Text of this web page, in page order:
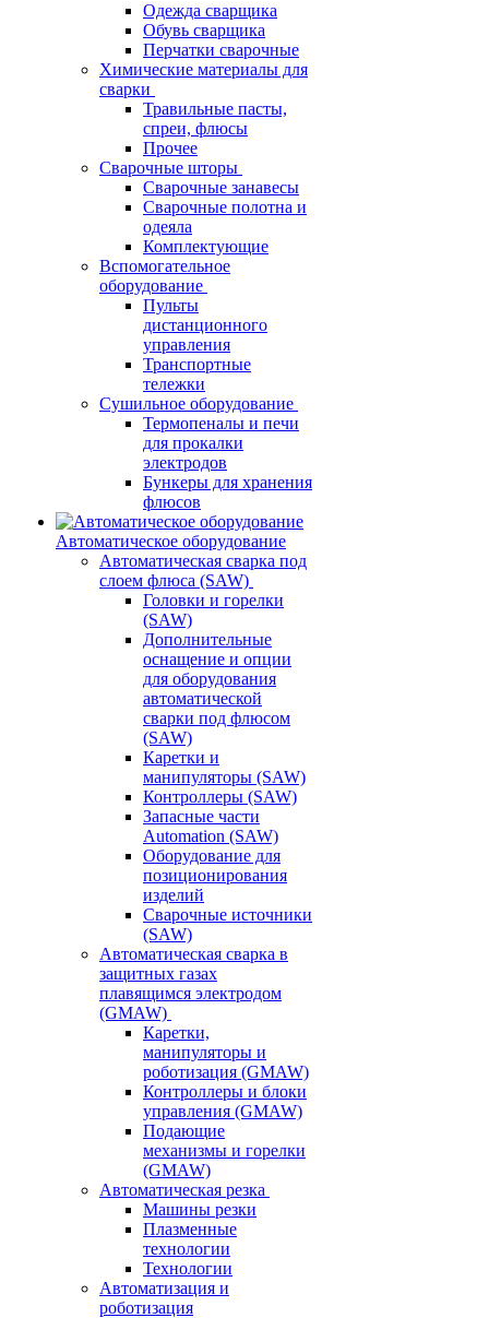
Одежда сварщика
Обувь сварщика
Перчатки сварочные
Химические материалы для
сварки
Травильные пасты,
спреи, флюсы
Прочее
Сварочные шторы
Сварочные занавесы
Сварочные полотна и
одеяла
Комплектующие
Вспомогательное
оборудование
Пульты
дистанционного
управления
Транспортные
тележки
Сушильное оборудование
Термопеналы и печи
для прокалки
электродов
Бункеры для хранения
флюсов
Автоматическое оборудование
Автоматическая сварка под
слоем флюса (SAW)
Головки и горелки
(SAW)
Дополнительные
оснащение и опции
для оборудования
автоматической
сварки под флюсом
(SAW)
Каретки и
манипуляторы (SAW)
Контроллеры (SAW)
Запасные части
Automation (SAW)
Оборудование для
позиционирования
изделий
Сварочные источники
(SAW)
Автоматическая сварка в
защитных газах
плавящимся электродом
(GMAW)
Каретки,
манипуляторы и
роботизация (GMAW)
Контроллеры и блоки
управления (GMAW)
Подающие
механизмы и горелки
(GMAW)
Автоматическая резка
Машины резки
Плазменные
технологии
Технологии
Автоматизация и
роботизация